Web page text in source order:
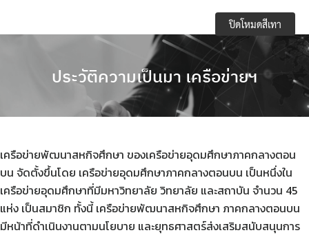
Regulations you should know and academic
activities
การจัดการความปลอดภัย อาชีวอนามัยและสภาพ
การเปิดเผยข้อมูลสาธารณะ (OIT)
กิจกรรมวิชาการ
ข้อบังคับ ประกาศ
ประวัติความเป็นมา เครือข่ายฯ
เครือข่ายพัฒนาสหกิจศึกษา ของเครือข่ายอุดมศึกษาภาคกลางตอน
บน จัดตั้งขึ้นโดย เครือข่ายอุดมศึกษาภาคกลางตอนบน เป็นหนึ่งใน
เครือข่ายอุดมศึกษาที่มีมหาวิทยาลัย วิทยาลัย และสถาบัน จำนวน 45
แห่ง เป็นสมาชิก ทั้งนี้ เครือข่ายพัฒนาสหกิจศึกษา ภาคกลางตอนบน
มีหน้าที่ดำเนินงานตามนโยบาย และยุทธศาสตร์ส่งเสริมสนับสนุนการ
ปิดโหมดสีเทา